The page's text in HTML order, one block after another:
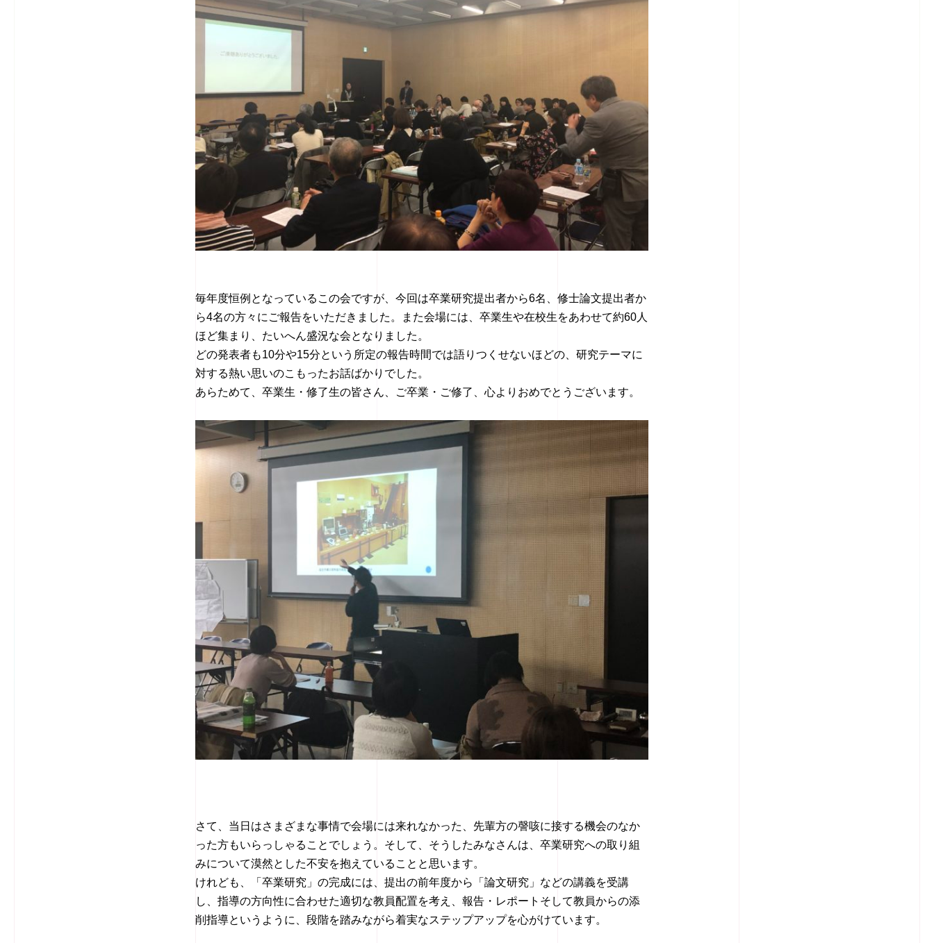
毎年度恒例となっているこの会ですが、今回は卒業研究提出者から6名、修士論文提出者か
ら4名の方々にご報告をいただきました。また会場には、卒業生や在校生をあわせて約60人
ほど集まり、たいへん盛況な会となりました。
どの発表者も10分や15分という所定の報告時間では語りつくせないほどの、研究テーマに
対する熱い思いのこもったお話ばかりでした。
あらためて、卒業生・修了生の皆さん、ご卒業・ご修了、心よりおめでとうございます。
さて、当日はさまざまな事情で会場には来れなかった、先輩方の謦咳に接する機会のなか
った方もいらっしゃることでしょう。そして、そうしたみなさんは、卒業研究への取り組
みについて漠然とした不安を抱えていることと思います。
けれども、「卒業研究」の完成には、提出の前年度から「論文研究」などの講義を受講
し、指導の方向性に合わせた適切な教員配置を考え、報告・レポートそして教員からの添
削指導というように、段階を踏みながら着実なステップアップを心がけています。